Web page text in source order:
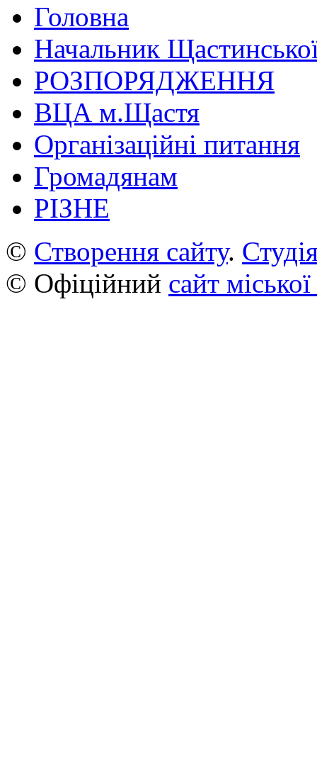
Головна
Начальник
РОЗПОРЯДЖЕННЯ
ВЦА м.Щастя
Організаційні питання
Громадянам
РІЗНЕ
© Створення сайту.
© Офіційний сайт